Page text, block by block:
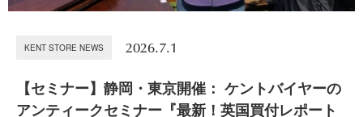
KENT STORE NEWS 2026.7.1
【セミナー】静岡・東京開催： ケントバイヤーの
アンティークセミナー『最新！英国買付レポート